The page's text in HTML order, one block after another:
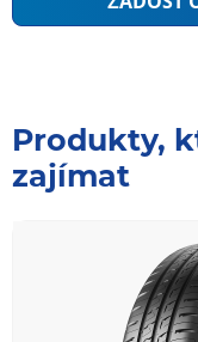
Produkty,
zajímat